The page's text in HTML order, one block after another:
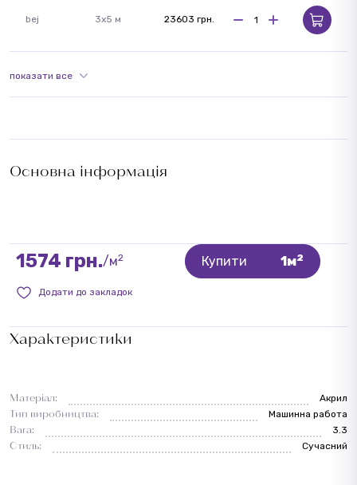
Основна інформація
Характеристики
Матеріал:
Акрил
Тип виробництва:
Машинна работа
Вага:
3.3
Стиль:
Сучасний
bej 3x5 м 23603 грн.
показати все
1574 грн./м2 Купити 1м2
Додати до закладок